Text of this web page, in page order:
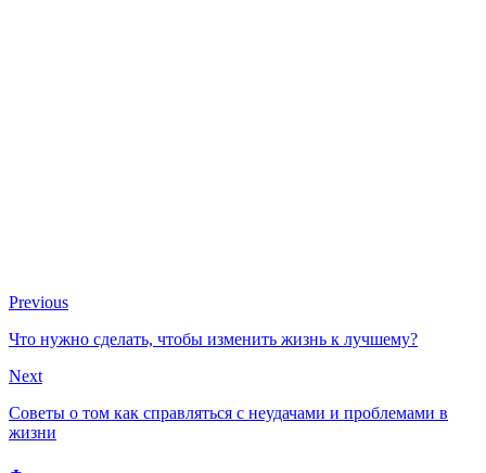
Previous
Что нужно сделать, чтобы изменить жизнь к лучшему?
Next
Советы о том как справляться с неудачами и проблемами в
жизни